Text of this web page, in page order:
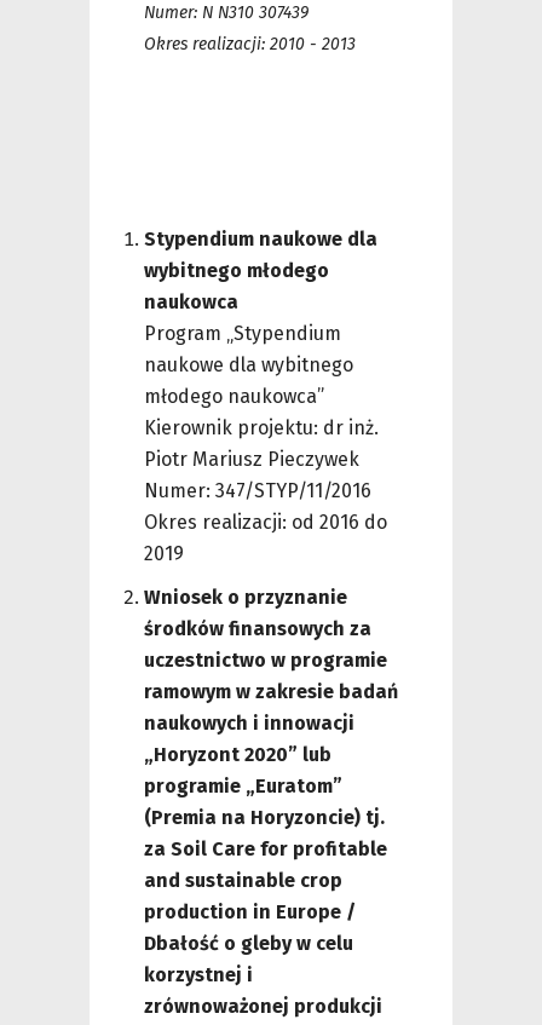
Numer: N N310 307439
Okres realizacji: 2010 - 2013
Stypendium naukowe dla
wybitnego młodego
naukowca
Program „Stypendium
naukowe dla wybitnego
młodego naukowca”
Kierownik projektu: dr inż.
Piotr Mariusz Pieczywek
Numer: 347/STYP/11/2016
Okres realizacji: od 2016 do
2019
Wniosek o przyznanie
środków finansowych za
uczestnictwo w programie
ramowym w zakresie badań
naukowych i innowacji
„Horyzont 2020” lub
programie „Euratom”
(Premia na Horyzoncie) tj.
za Soil Care for profitable
and sustainable crop
production in Europe /
Dbałość o gleby w celu
korzystnej i
zrównoważonej produkcji